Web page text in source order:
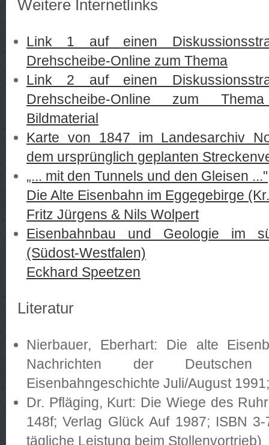
Weitere Internetlinks
Link 1 auf einen
Drehscheibe-Online zum Thema
Link 2 auf einen
Drehscheibe-Online zum
Bildmaterial
Karte von 1847 im Landesarchiv
dem ursprünglich geplanten
„... mit den Tunnels und den Gleisen ..."
Die Alte Eisenbahn im Eggegebirge
Fritz Jürgens & Nils Wolpert
Eisenbahnbau und Geologie im
(Südost-Westfalen)
Eckhard Speetzen
Literatur
Nierbauer, Eberhart: Die alte
Nachrichten der
Eisenbahngeschichte Juli/August
Dr. Pfläging, Kurt: Die Wiege des
148f; Verlag Glück Auf 1987; ISBN
tägliche Leistung beim Stollenvortrieb)